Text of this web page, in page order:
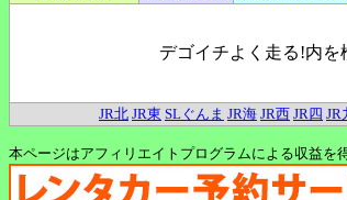
デゴイチよく走る!内を
JR北 JR東 SLぐんま JR海 JR西 JR四 JR
本ページはアフィリエイトプログラムによる収益を